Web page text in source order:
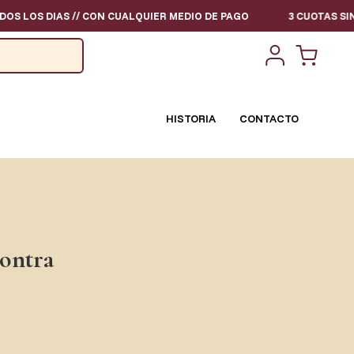
// CON CUALQUIER MEDIO DE PAGO 3 CUOTAS SIN INTERES
HISTORIA CONTACTO